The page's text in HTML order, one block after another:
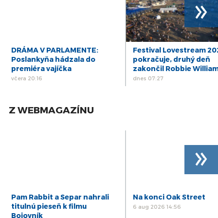
DRÁMA V PARLAMENTE:
Poslankyňa hádzala do
premiéra vajíčka
včera 20:16
Festival Lovestream
pokračuje, druhý deň
zakončil Robbie
dnes 07:27
»
Z WEBMAGAZÍNU
Pam Rabbit a Separ nahrali
titulnú pieseň k filmu
Bojovník
Na konci Oak Street
6 aug 2026 14:56
»